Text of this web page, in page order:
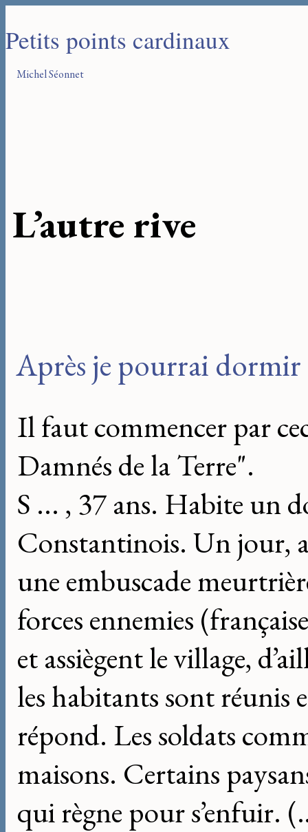
Petits points cardinaux
Michel Séonnet
L’autre rive
Après je pourrai
Il faut commencer par
Damnés de la Terre".
S ... , 37 ans. Habite un
Constantinois. Un jour,
une embuscade
forces ennemies
et assiègent le village,
les habitants sont réunis
répond. Les soldats
maisons. Certains
qui règne pour s’enfuir.